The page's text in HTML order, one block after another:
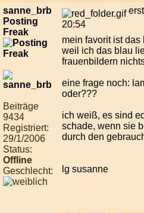
sanne_brb
Posting
Freak
Beiträge
9434
Registriert:
29/1/2006
Status:
Offline
Geschlecht:
20:54
mein favorit ist
weil ich das blau
frauenbildern
eine frage noch:
oder???
ich weiß, es sind
schade, wenn sie
durch den
lg susanne